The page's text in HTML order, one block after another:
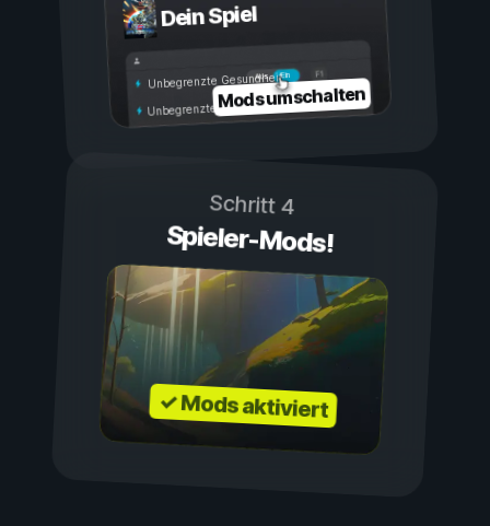
Dein Spiel
Ein
Aus
Unbegrenzte Gesundheit
Unbegrenzte AusdauerMods umschalten
Schritt 4
Spieler-Mods!
✓ Mods aktiviert